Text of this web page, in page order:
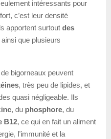
intéressants pour
c’est leur densité
apportent surtout des
ainsi que plusieurs
bigorneaux peuvent
, très peu de lipides, et
quasi négligeable. Ils
, du phosphore, du
B12, ce qui en fait un aliment
l’immunité et la